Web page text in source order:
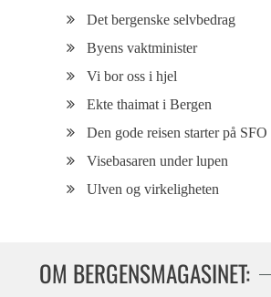
Det bergenske selvbedrag
Byens vaktminister
Vi bor oss i hjel
Ekte thaimat i Bergen
Den gode reisen starter på SFO
Visebasaren under lupen
Ulven og virkeligheten
OM BERGENSMAGASINET: